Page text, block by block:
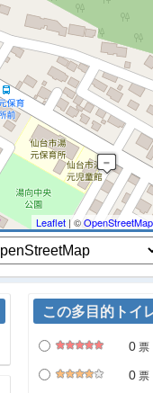
Leaflet | ©OpenStreetMap
この多目的トイ
0 票
0 票